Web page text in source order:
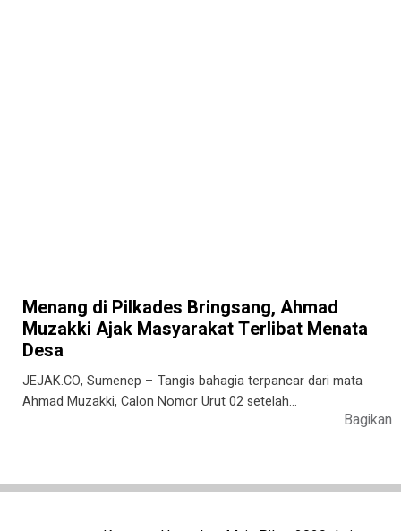
Menang di Pilkades Bringsang, Ahmad
Muzakki Ajak Masyarakat Terlibat Menata
Desa
JEJAK.CO, Sumenep – Tangis bahagia terpancar dari mata
Ahmad Muzakki, Calon Nomor Urut 02 setelah…
Bagikan